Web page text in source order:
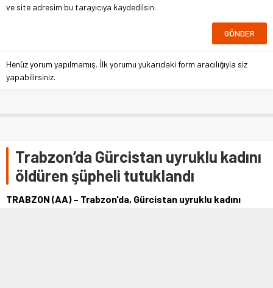
ve site adresim bu tarayıcıya kaydedilsin.
Henüz yorum yapılmamış. İlk yorumu yukarıdaki form aracılığıyla siz
yapabilirsiniz.
Trabzon’da Gürcistan uyruklu kadını
öldüren şüpheli tutuklandı
TRABZON (AA) – Trabzon'da, Gürcistan uyruklu kadını